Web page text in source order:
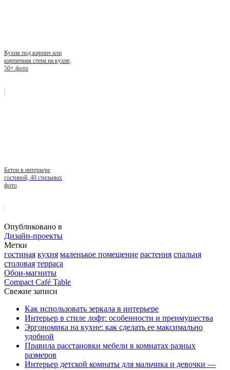
Кухня под кирпич или
кирпичная стена на кухне,
50+ фото
Бетон в интерьере
гостиной, 40 стильных
фото
Опубликовано в
Дизайн-проекты
Метки
гостиная кухня маленькое помещение растения спальня
столовая терраса
Обои-магниты
Compact Café Table
Свежие записи
Как использовать зеркала в интерьере
Интерьер в стиле лофт: особенности и преимущества
Эргономика на кухне: как сделать ее максимально
удобной
Правила расстановки мебели в комнатах разных
размеров
Интерьер детской комнаты для мальчика и девочки —